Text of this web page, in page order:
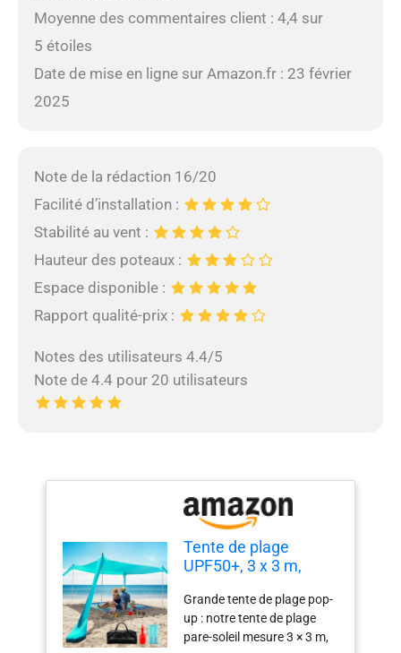
Moyenne des commentaires client : 4,4 sur
5 étoiles
Date de mise en ligne sur Amazon.fr : 23 février
2025
Note de la rédaction 16/20
Facilité d’installation :
Stabilité au vent :
Hauteur des poteaux :
Espace disponible :
Rapport qualité-prix :
Notes des utilisateurs 4.4/5
Note de 4.4 pour 20 utilisateurs
Tente de plage
UPF50+, 3 x 3 m,
familial avec 4
poteaux en
aluminium,
Grande tente de plage pop-
up : notre tente de plage
pare-soleil mesure 3 × 3 m,